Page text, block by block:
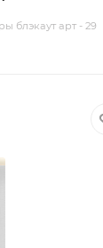
блэкаут арт - 29